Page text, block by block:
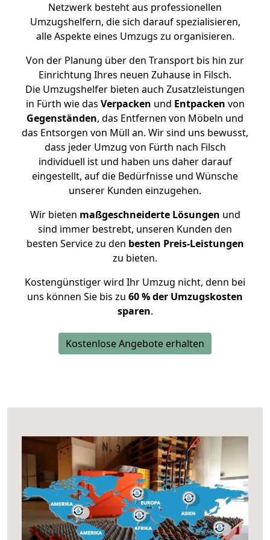
Netzwerk besteht aus professionellen
Umzugshelfern, die sich darauf spezialisieren,
alle Aspekte eines Umzugs zu organisieren.
Von der Planung über den Transport bis hin zur
Einrichtung Ihres neuen Zuhause in Filsch.
Die Umzugshelfer bieten auch Zusatzleistungen
in Fürth wie das Verpacken und Entpacken von
Gegenständen, das Entfernen von Möbeln und
das Entsorgen von Müll an. Wir sind uns bewusst,
dass jeder Umzug von Fürth nach Filsch
individuell ist und haben uns daher darauf
eingestellt, auf die Bedürfnisse und Wünsche
unserer Kunden einzugehen.
Wir bieten maßgeschneiderte Lösungen und
sind immer bestrebt, unseren Kunden den
besten Service zu den besten Preis-Leistungen
zu bieten.
Kostengünstiger wird Ihr Umzug nicht, denn bei
uns können Sie bis zu 60 % der Umzugskosten
sparen.
Kostenlose Angebote erhalten